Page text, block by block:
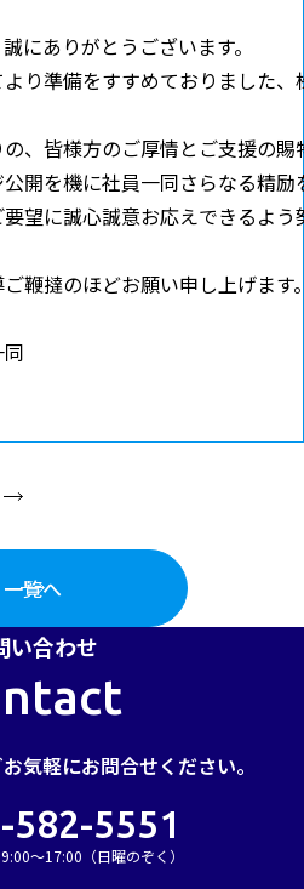
にありがとうございます。
り準備をすすめておりました
、皆様方のご厚情とご支援の
開を機に社員一同さらなる精励
望に誠心誠意お応えできるよう
鞭撻のほどお願い申し上げます
一覧へ
い合わせ
お気軽にお問合せください。
582-5551
～17:00（日曜のぞく）